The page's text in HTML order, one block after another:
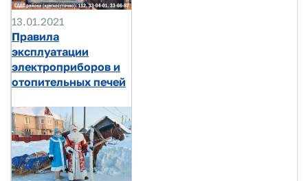
13.01.2021
Правила
эксплуатации
электроприборов и
отопительных печей